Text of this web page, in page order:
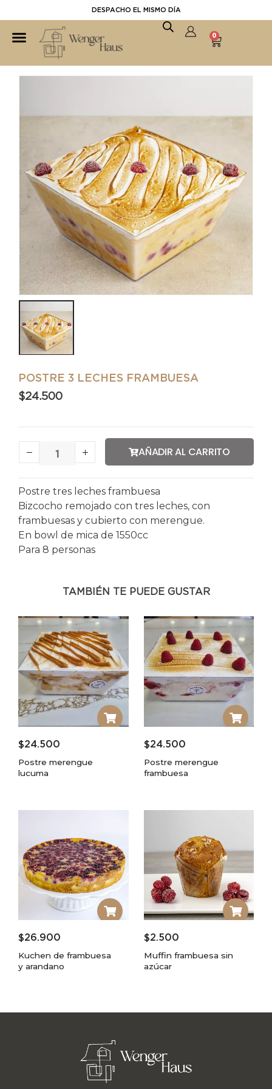
DESPACHO EL MISMO DÍA
0
POSTRE 3 LECHES FRAMBUESA
$24.500
AÑADIR AL CARRITO
Postre tres leches frambuesa
Bizcocho remojado con tres leches, con
frambuesas y cubierto con merengue.
En bowl de mica de 1550cc
Para 8 personas
TAMBIÉN TE PUEDE GUSTAR
$24.500
Postre merengue
lucuma
$24.500
Postre merengue
frambuesa
$26.900
Kuchen de frambuesa
y arandano
$2.500
Muffin frambuesa sin
azúcar